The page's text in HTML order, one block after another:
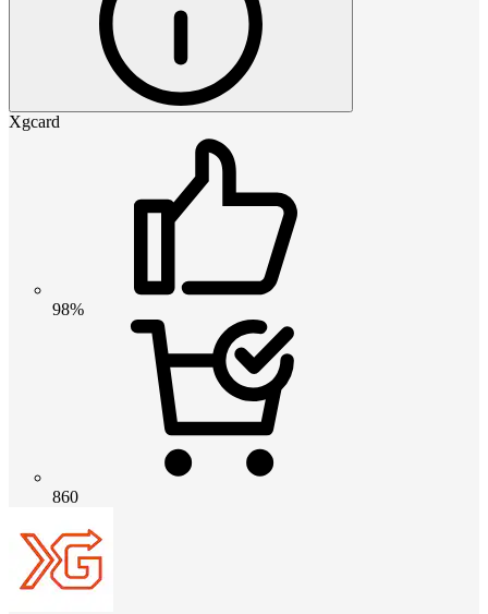
Xgcard
98%
860